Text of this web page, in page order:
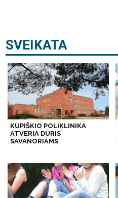
SVEIKATA
KUPIŠKIO POLIKLINIKA
ATVERIA DURIS
SAVANORIAMS